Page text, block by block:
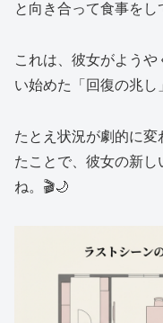
と向き合って食事をし
これは、彼女がよう
い始めた「回復の兆し
たとえ状況が劇的に
たことで、彼女の新
ね。🎬🌙